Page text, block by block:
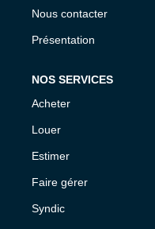
Nous contacter
Présentation
NOS SERVICES
Acheter
Louer
Estimer
Faire gérer
Syndic